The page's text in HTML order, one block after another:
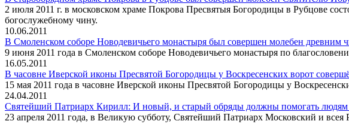
2 июля 2011 г. в московском храме Покрова Пресвятыя Богородицы в Рубцове
богослужебному чину.
10.06.2011
В Смоленском соборе Новодевичьего монастыря был совершен молебен древним
9 июня 2011 года в Смоленском соборе Новодевичьего монастыря по
16.05.2011
В часовне Иверской иконы Пресвятой Богородицы у Воскресенских ворот
15 мая 2011 года в часовне Иверской иконы Пресвятой Богородицы у
24.04.2011
Святейший Патриарх Кирилл: И новый, и старый обряды должны помогать людям
23 апреля 2011 года, в Великую субботу, Святейший Патриарх Московский и